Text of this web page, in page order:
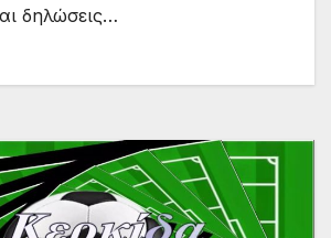
δηλώσεις…